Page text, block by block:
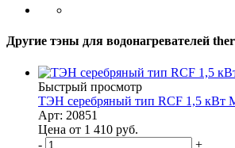
Другие тэны для водонагревателей
Быстрый просмотр
ТЭН серебряный тип RCF 1,5 кВт
Арт: 20851
Цена от 1 410 руб.
-
+